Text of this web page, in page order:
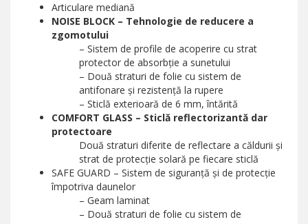
Articulare mediană
NOISE BLOCK – Tehnologie de reducere a
zgomotului
– Sistem de profile de acoperire cu strat
protector de absorbție a sunetului
– Două straturi de folie cu sistem de
antifonare și rezistență la rupere
– Sticlă exterioară de 6 mm, întărită
COMFORT GLASS – Sticlă reflectorizantă dar
protectoare
Două straturi diferite de reflectare a căldurii și
strat de protecție solară pe fiecare sticlă
SAFE GUARD – Sistem de siguranță și de protecție
împotriva daunelor
– Geam laminat
– Două straturi de folie cu sistem de